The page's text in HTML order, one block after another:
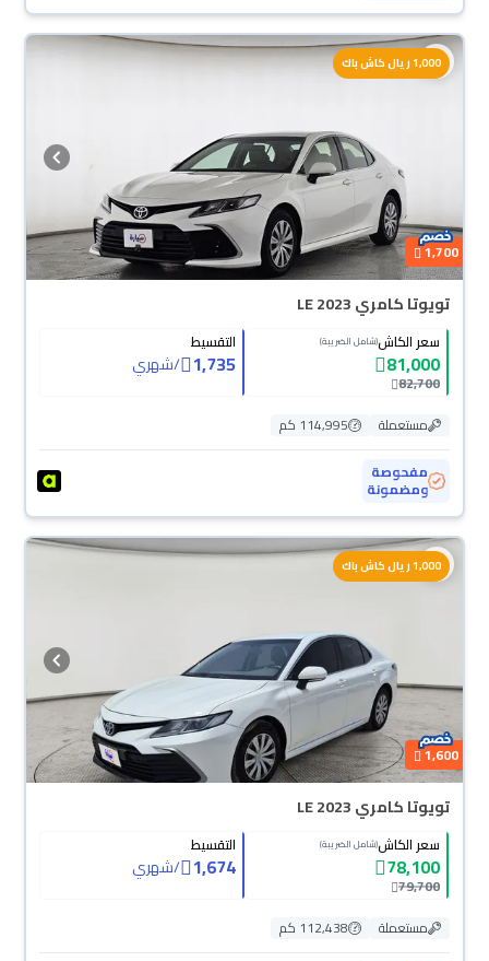
1,000 ريال كاش باك
1,700
تويوتا كامري LE 2023
سعر الكاش(شامل الضريبة)
81,000
82,700
التقسيط
1,735
/شهري
مستعملة
114,995 كم
مفحوصة
ومضمونة
1,000 ريال كاش باك
1,600
تويوتا كامري LE 2023
سعر الكاش(شامل الضريبة)
78,100
79,700
التقسيط
1,674
/شهري
مستعملة
112,438 كم